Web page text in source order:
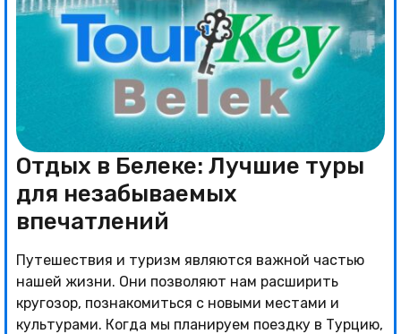
Отдых в Белеке: Лучшие туры
для незабываемых
впечатлений
Путешествия и туризм являются важной частью
нашей жизни. Они позволяют нам расширить
кругозор, познакомиться с новыми местами и
культурами. Когда мы планируем поездку в Турцию,